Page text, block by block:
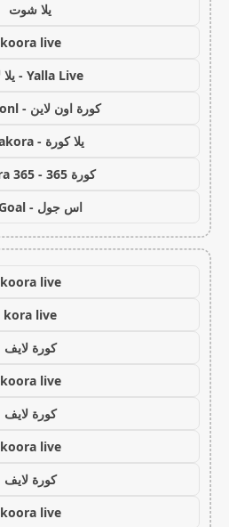
يلا شوت
koora live
Yalla Live - يلا لايف
كورة اون لاين - koora onl
يلا كورة - yallakora
كورة 365 - kooora 365
اس جول - AS Goal
koora live
kora live
كورة لايف
koora live
كورة لايف
koora live
كورة لايف
koora live